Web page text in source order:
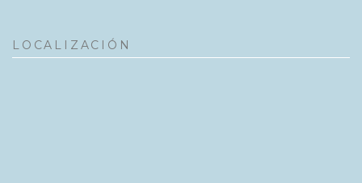
LOCALIZACIÓN